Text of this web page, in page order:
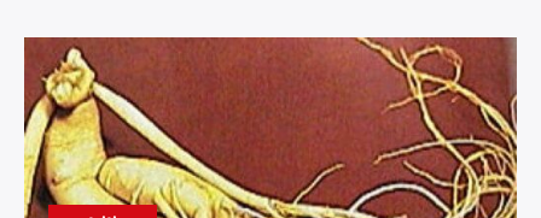
Élément
de
menu
Élément
menu
Élément
menu